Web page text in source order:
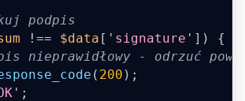
podpis
!== $data [ 'signature' ] )
{
nieprawidłowy - odrzuć
( 200 ) ;
;